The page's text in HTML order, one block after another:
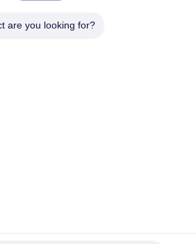
are you looking for?